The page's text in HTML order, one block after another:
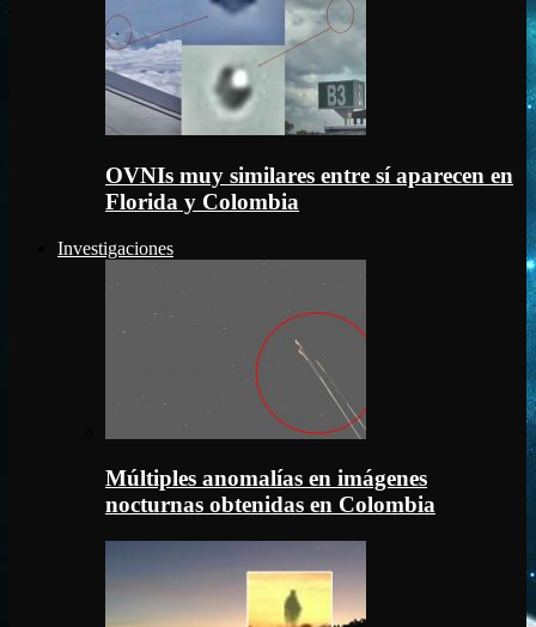
OVNIs muy similares entre sí aparecen en
Florida y Colombia
Investigaciones
Múltiples anomalías en imágenes
nocturnas obtenidas en Colombia